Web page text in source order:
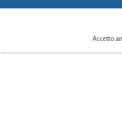
Accetto